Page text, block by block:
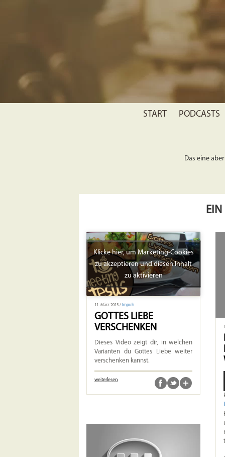
START PODCASTS
Das eine
EIN
Klicke hier, um Marketing-Cookies
zu akzeptieren und diesen Inhalt
zu aktivieren
11. März 2015 / Impuls
GOTTES LIEBE
VERSCHENKEN
Dieses Video zeigt dir, in welchen
Varianten du Gottes Liebe weiter
verschenken kannst.
weiterlesen